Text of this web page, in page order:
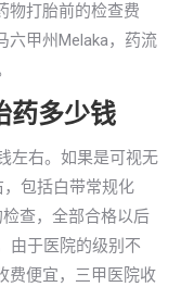
物打胎前的检查费
六甲州Melaka，药流
药多少钱
左右。如果是可视无
包括白带常规化
查，全部合格以后
由于医院的级别不
费便宜，三甲医院收